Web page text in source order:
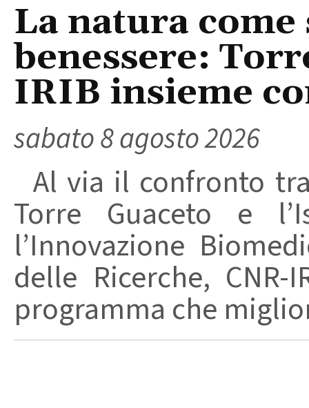
La natura
benessere:
IRIB insieme
sabato 8 agosto 2026
Al via il confronto
Torre Guaceto e
l’Innovazione
delle Ricerche,
programma che